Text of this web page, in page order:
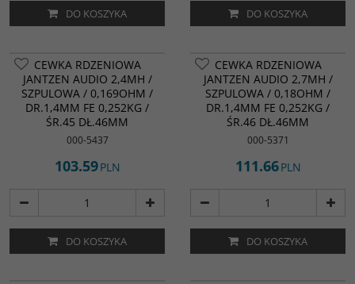
DO KOSZYKA DO KOSZYKA
CEWKA RDZENIOWA
JANTZEN AUDIO 2,4MH /
SZPULOWA / 0,169OHM /
DR.1,4MM FE 0,252KG /
ŚR.45 DŁ.46MM
000-5437
103.59PLN
DO KOSZYKA
CEWKA RDZENIOWA
JANTZEN AUDIO 2,7MH /
SZPULOWA / 0,18OHM /
DR.1,4MM FE 0,252KG /
ŚR.46 DŁ.46MM
000-5371
111.66PLN
DO KOSZYKA